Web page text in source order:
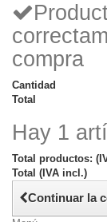
compra
Cantidad
Total
Hay 1
Total productos:
Total (IVA incl.)
Continuar la